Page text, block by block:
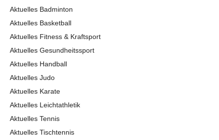
Aktuelles Badminton
Aktuelles Basketball
Aktuelles Fitness & Kraftsport
Aktuelles Gesundheitssport
Aktuelles Handball
Aktuelles Judo
Aktuelles Karate
Aktuelles Leichtathletik
Aktuelles Tennis
Aktuelles Tischtennis